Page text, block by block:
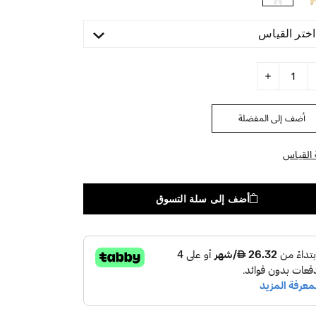
اختر القياس
أضف إلى المفضلة
القياس
أضف إلى سلة التسوق